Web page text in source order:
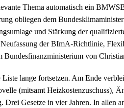
Thema automatisch ein
obliegen dem
und Stärkung der
der BImA-Richtlinie,
Bundesfinanzministerium von
lange fortsetzen. Am Ende
(mitsamt Heizkostenzuschuss),
Drei Gesetze in vier Jahren. In allen